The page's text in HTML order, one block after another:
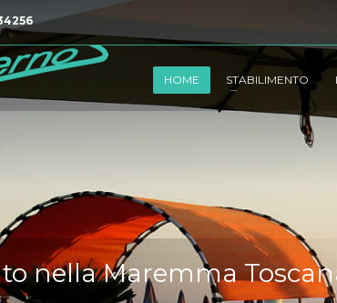
HOME STABILIMENTO
nella Maremma